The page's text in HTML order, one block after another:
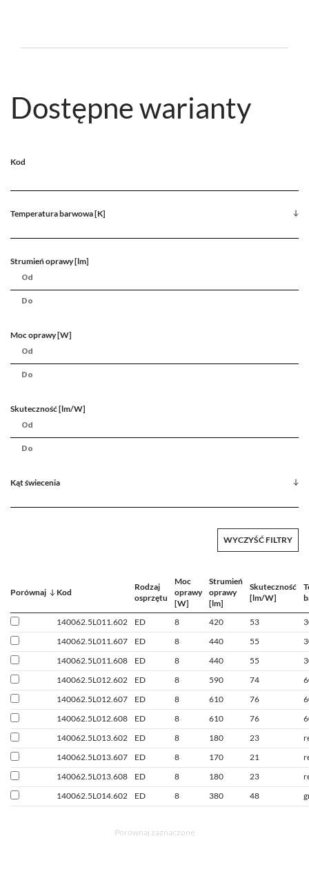
Dostępne warianty
Kod
Temperatura barwowa [K]
Strumień oprawy [lm]
Moc oprawy [W]
Skuteczność [lm/W]
Kąt świecenia
WYCZYŚĆ FILTRY
Porównaj Kod
Rodzaj
osprzętu
Moc
oprawy
[W]
Strumień
oprawy
[lm]
Skuteczność
[lm/W]
140062.5L011.602 ED 8 420 53
140062.5L011.607
ED 8 440 55
140062.5L011.608
ED 8 440 55
140062.5L012.602
ED 8 590 74
140062.5L012.607
ED 8 610 76
140062.5L012.608
ED 8 610 76
140062.5L013.602
ED 8 180 23
140062.5L013.607
ED 8 170 21
140062.5L013.608
ED 8 180 23
140062.5L014.602
ED 8 380 48
Porównaj zaznaczone